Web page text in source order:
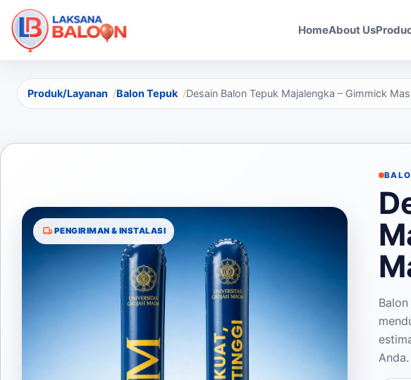
HomeAbout Us
Produk/Layanan Balon Tepuk Desain Balon Tepuk Majalengka – Gimmick
PENGIRIMAN & INSTALASI
Anda.